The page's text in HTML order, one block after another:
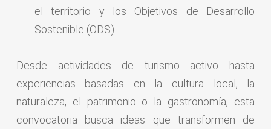
el territorio y los Objetivos de Desarrollo
Sostenible (ODS).
Desde actividades de turismo activo hasta
experiencias basadas en la cultura local, la
naturaleza, el patrimonio o la gastronomía, esta
convocatoria busca ideas que transformen de